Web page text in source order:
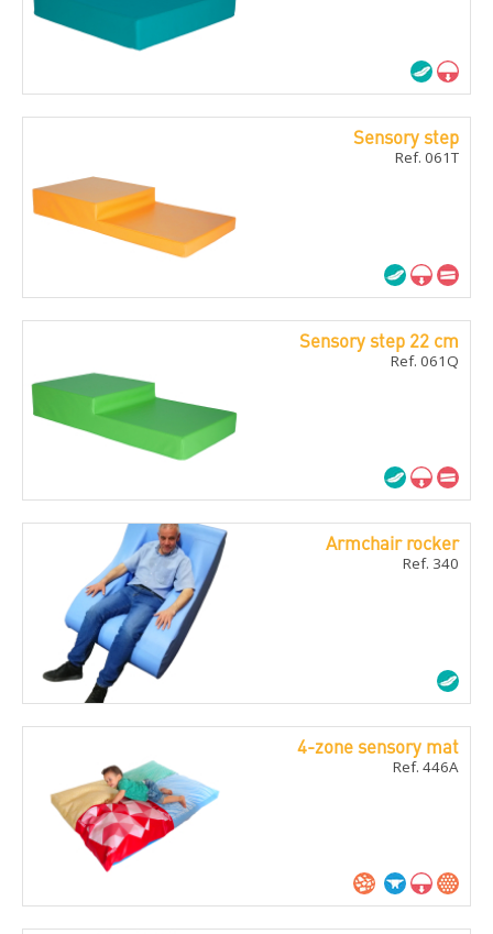
Sensory step
Ref. 061T
Sensory step 22 cm
Ref. 061Q
Armchair rocker
Ref. 340
4-zone sensory mat
Ref. 446A